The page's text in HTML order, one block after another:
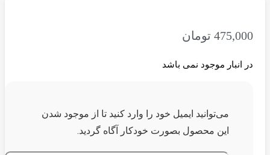
475,000 تومان
در انبار موجود نمی باشد
می‌توانید ایمیل خود را وارد کنید تا از موجود شدن
این محصول بصورت خودکار آگاه گردید.